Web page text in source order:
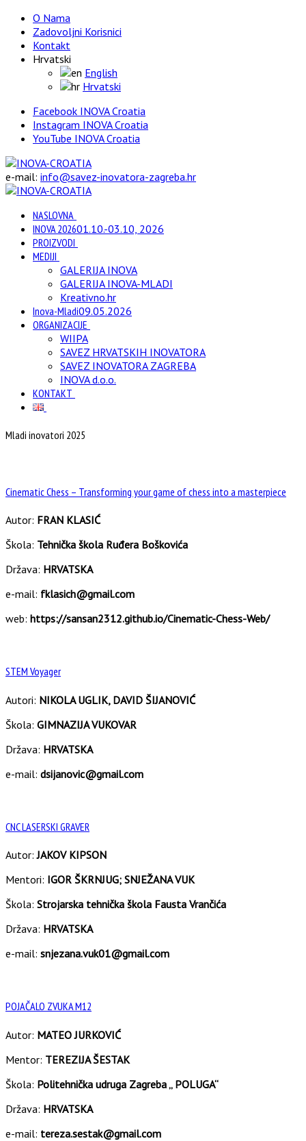
O Nama
Zadovoljni Korisnici
Kontakt
Hrvatski
English
Hrvatski
Facebook INOVA Croatia
Instagram INOVA Croatia
YouTube INOVA Croatia
e-mail: info@savez-inovatora-zagreba.hr
NASLOVNA
INOVA 202601.10.-03.10, 2026
PROIZVODI
MEDIJI
GALERIJA INOVA
GALERIJA INOVA-MLADI
Kreativno.hr
Inova-Mladi09.05.2026
ORGANIZACIJE
WIIPA
SAVEZ HRVATSKIH INOVATORA
SAVEZ INOVATORA ZAGREBA
INOVA d.o.o.
KONTAKT
Mladi inovatori 2025
Cinematic Chess – Transforming your game of chess into a masterpiece
Autor: FRAN KLASIĆ
Škola: Tehnička škola Ruđera Boškovića
Država: HRVATSKA
e-mail: fklasich@gmail.com
web: https://sansan2312.github.io/Cinematic-Chess-Web/
STEM Voyager
Autori: NIKOLA UGLIK, DAVID ŠIJANOVIĆ
Škola: GIMNAZIJA VUKOVAR
Država: HRVATSKA
e-mail: dsijanovic@gmail.com
CNC LASERSKI GRAVER
Autor:JAKOV KIPSON
Mentori: IGOR ŠKRNJUG; SNJEŽANA VUK
Škola: Strojarska tehnička škola Fausta Vrančića
Država: HRVATSKA
e-mail: snjezana.vuk01@gmail.com
POJAČALO ZVUKA M12
Autor: MATEO JURKOVIĆ
Mentor: TEREZIJA ŠESTAK
Škola: Politehnička udruga Zagreba „ POLUGA“
Država: HRVATSKA
e-mail: tereza.sestak@gmail.com